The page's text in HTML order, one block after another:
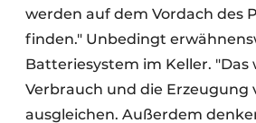
werden auf dem Vordach des
finden." Unbedingt
Batteriesystem im Keller. "Das
Verbrauch und die Erzeugung
ausgleichen. Außerdem